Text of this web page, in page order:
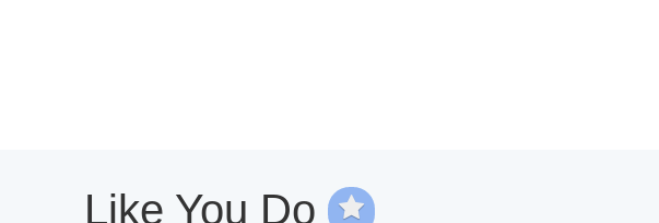
Like You Do